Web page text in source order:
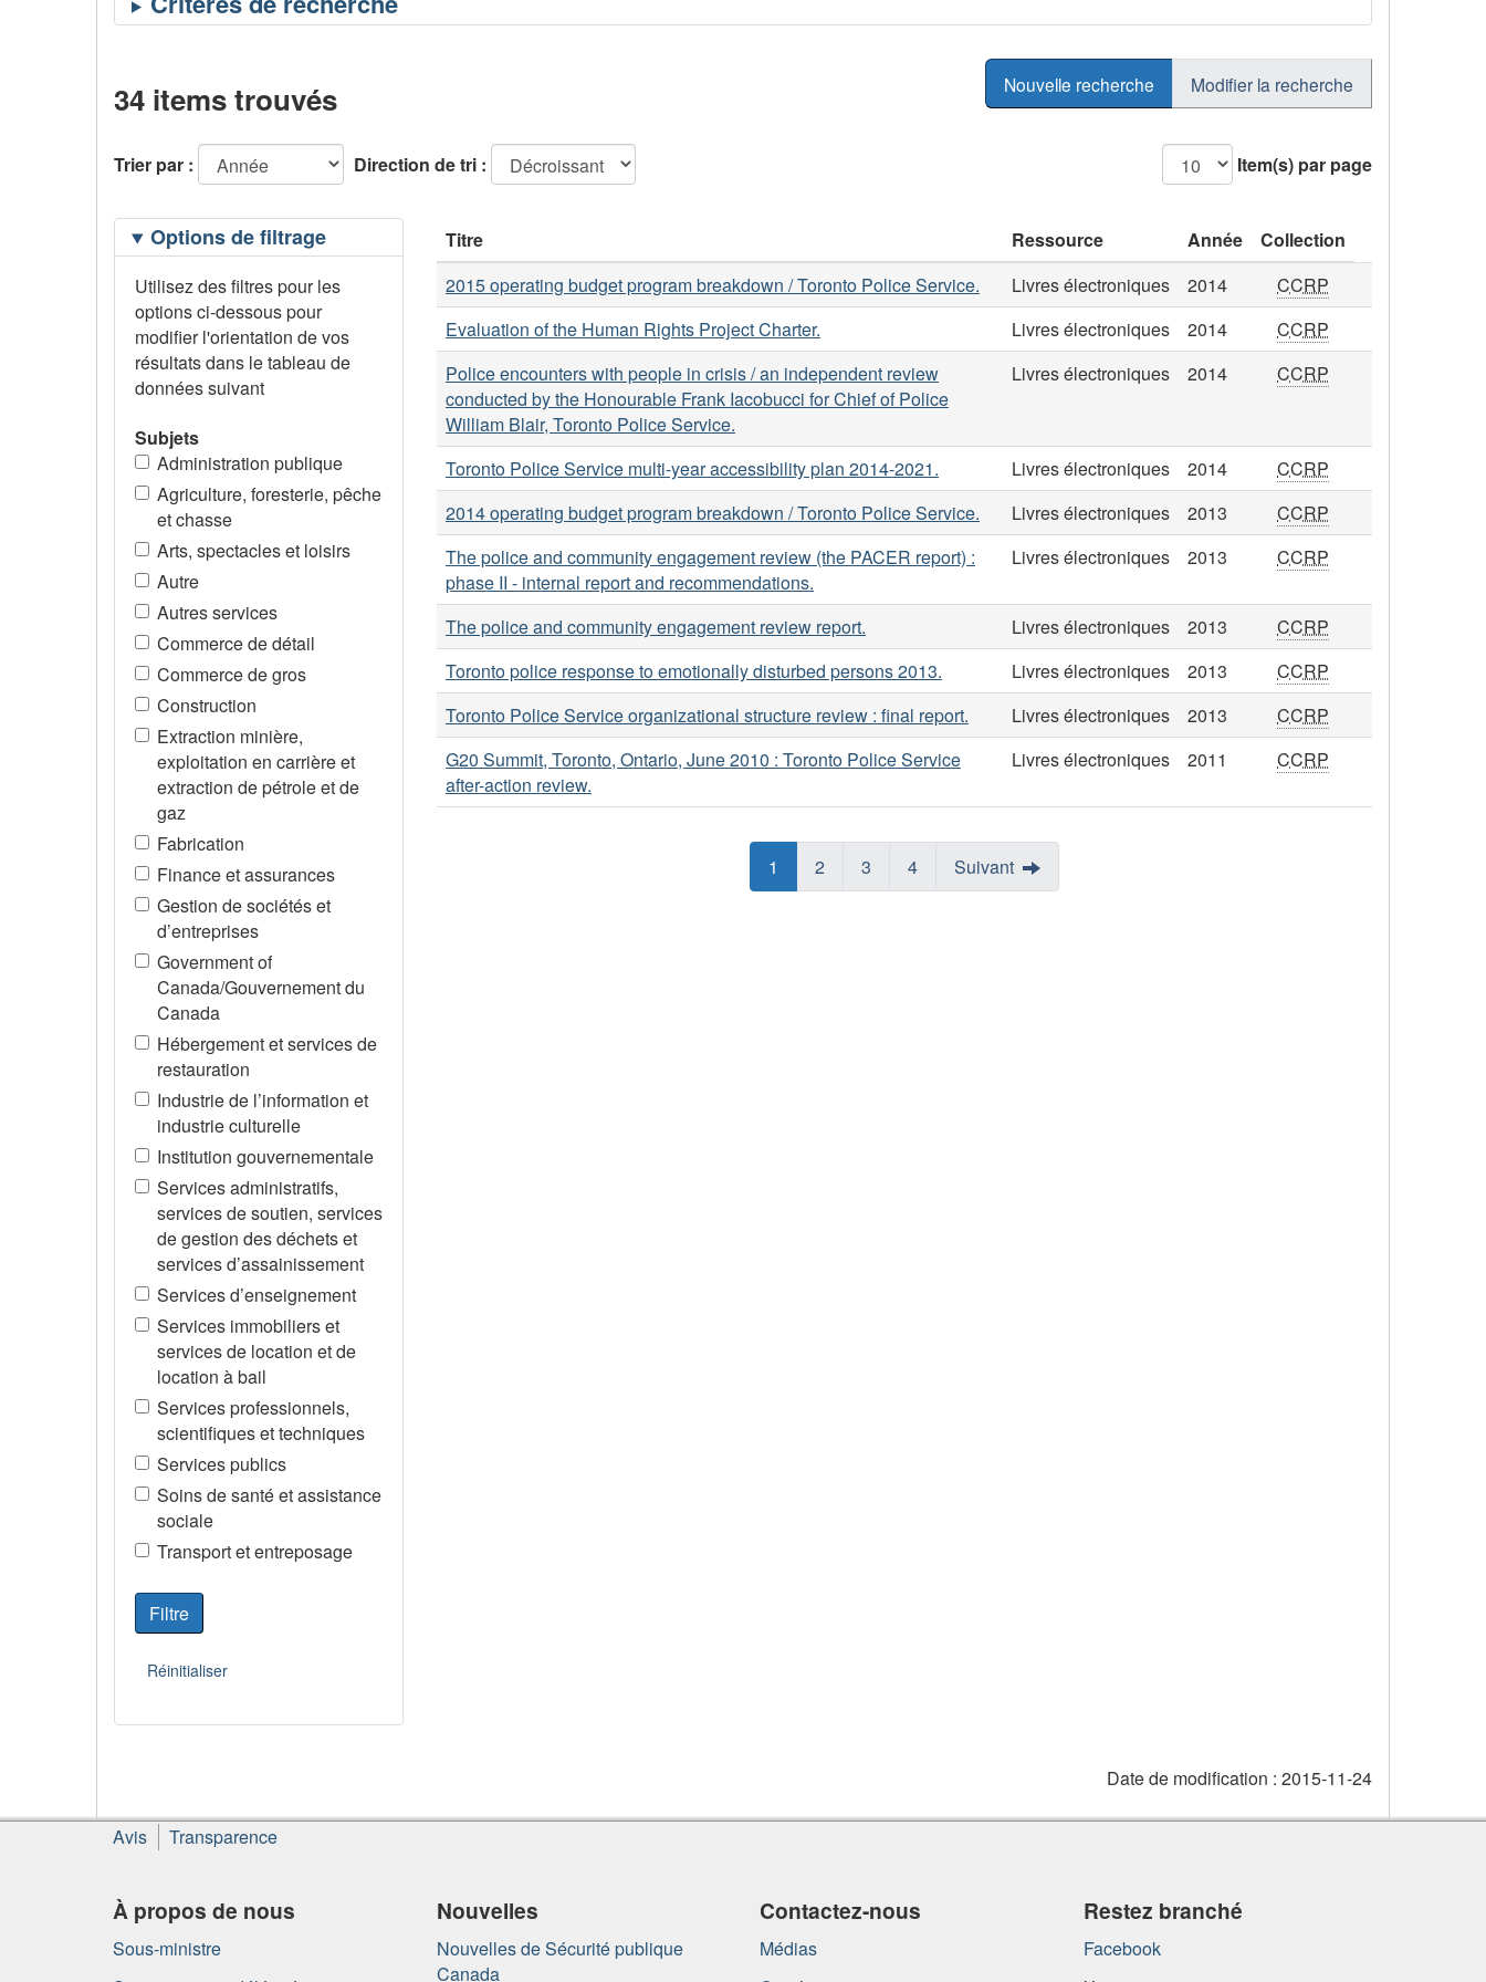
34 items trouvés Nouvelle recherche Modifier la recherche
Trier par : Direction de tri : Item(s) par page
Filtrage
desOptions de filtrage
Utilisez des filtres pour les
options ci-dessous pour
modifier l'orientation de vos
résultats dans le tableau de
données suivant
Subjets
Administration publique
Agriculture, foresterie, pêche
et chasse
Arts, spectacles et loisirs
Autre
Autres services
Commerce de détail
Commerce de gros
Construction
Extraction minière,
exploitation en carrière et
extraction de pétrole et de
gaz
Fabrication
Finance et assurances
Gestion de sociétés et
d’entreprises
Government of
Canada/Gouvernement du
Canada
Hébergement et services de
restauration
Industrie de l’information et
industrie culturelle
Institution gouvernementale
Services administratifs,
services de soutien, services
de gestion des déchets et
services d’assainissement
Services d’enseignement
Services immobiliers et
services de location et de
location à bail
Services professionnels,
scientifiques et techniques
Services publics
Soins de santé et assistance
sociale
Transport et entreposage
Titre Ressource Année
Collection
2015 operating budget program breakdown / Toronto Police Service.
Livres électroniques 2014
CCRP
Evaluation of the Human Rights Project Charter.
Livres électroniques 2014
CCRP
Police encounters with people in crisis / an independent review
conducted by the Honourable Frank Iacobucci for Chief of Police
William Blair, Toronto Police Service.
Livres électroniques 2014 CCRP
Toronto Police Service multi-year accessibility plan 2014-2021. Livres électroniques 2014
CCRP
2014 operating budget program breakdown / Toronto Police Service.
Livres électroniques 2013
CCRP
The police and community engagement review (the PACER report) :
phase II - internal report and recommendations.
Livres électroniques 2013 CCRP
The police and community engagement review report. Livres électroniques 2013
CCRP
Toronto police response to emotionally disturbed persons 2013.
Livres électroniques 2013
CCRP
Toronto Police Service organizational structure review : final report.
Livres électroniques 2013
CCRP
G20 Summit, Toronto, Ontario, June 2010 : Toronto Police Service
after-action review.
Livres électroniques 2011 CCRP
1 2 3 4 Suivant
Date de modification : 2015-11-24
À
propos
ce
site
Avis Transparence
À propos de nous
Sous-ministre
Nouvelles
Nouvelles de Sécurité publique
Canada
Contactez-nous
Médias
Restez branché
Facebook